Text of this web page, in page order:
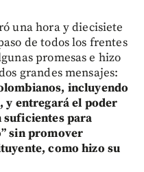
una hora y diecisiete
de todos los frentes
promesas e hizo
grandes mensajes:
incluyendo
y entregará el poder
suficientes para
sin promover
como hizo su